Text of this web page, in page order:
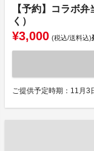
【予約】コラボ
く）
¥3,000 (税込/送料込)
ご提供予定時期：11月3